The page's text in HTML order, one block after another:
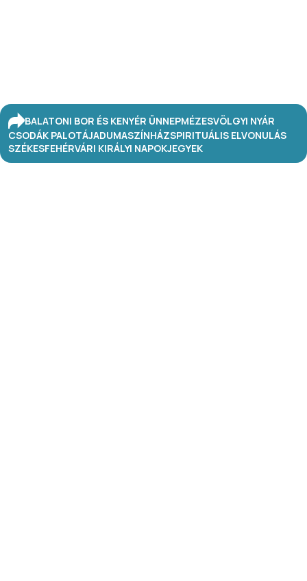
BALATONI BOR ÉS KENYÉR ÜNNEPMÉZESVÖLGYI NYÁR
CSODÁK PALOTÁJADUMASZÍNHÁZSPIRITUÁLIS ELVONULÁS
SZÉKESFEHÉRVÁRI KIRÁLYI NAPOKJEGYEK